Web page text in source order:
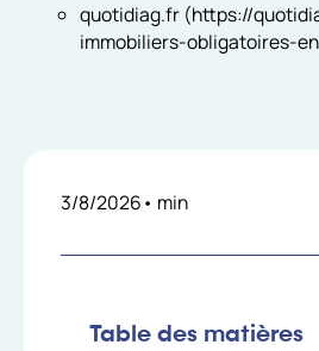
3/8/2026• min
Table des matières
quotidiag.fr (https://
immobiliers-obligatoires-